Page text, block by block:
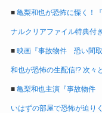
■ 亀梨和也が恐怖に慄く！
ナルクリアファイル特典付
■ 映画『事故物件 恐い間
和也が恐怖の生配信!? 次々
■ 亀梨和也主演『事故物件
いはずの部屋で恐怖が迫り